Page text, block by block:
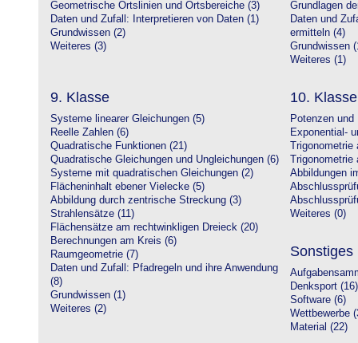
Geometrische Ortslinien und Ortsbereiche (3)
Daten und Zufall: Interpretieren von Daten (1)
Grundwissen (2)
Weiteres (3)
Grundlagen
Daten und
ermitteln (4)
Grundwissen
Weiteres (1)
9. Klasse
Systeme linearer Gleichungen (5)
Reelle Zahlen (6)
Quadratische Funktionen (21)
Quadratische Gleichungen und Ungleichungen (6)
Systeme mit quadratischen Gleichungen (2)
Flächeninhalt ebener Vielecke (5)
Abbildung durch zentrische Streckung (3)
Strahlensätze (11)
Flächensätze am rechtwinkligen Dreieck (20)
Berechnungen am Kreis (6)
Raumgeometrie (7)
Daten und Zufall: Pfadregeln und ihre Anwendung
(8)
Grundwissen (1)
Weiteres (2)
10. Klasse
Potenzen
Exponential-
Abbildungen
Weiteres (0)
Sonstiges
Denksport (16)
Software (6)
Wettbewerbe
Material (22)